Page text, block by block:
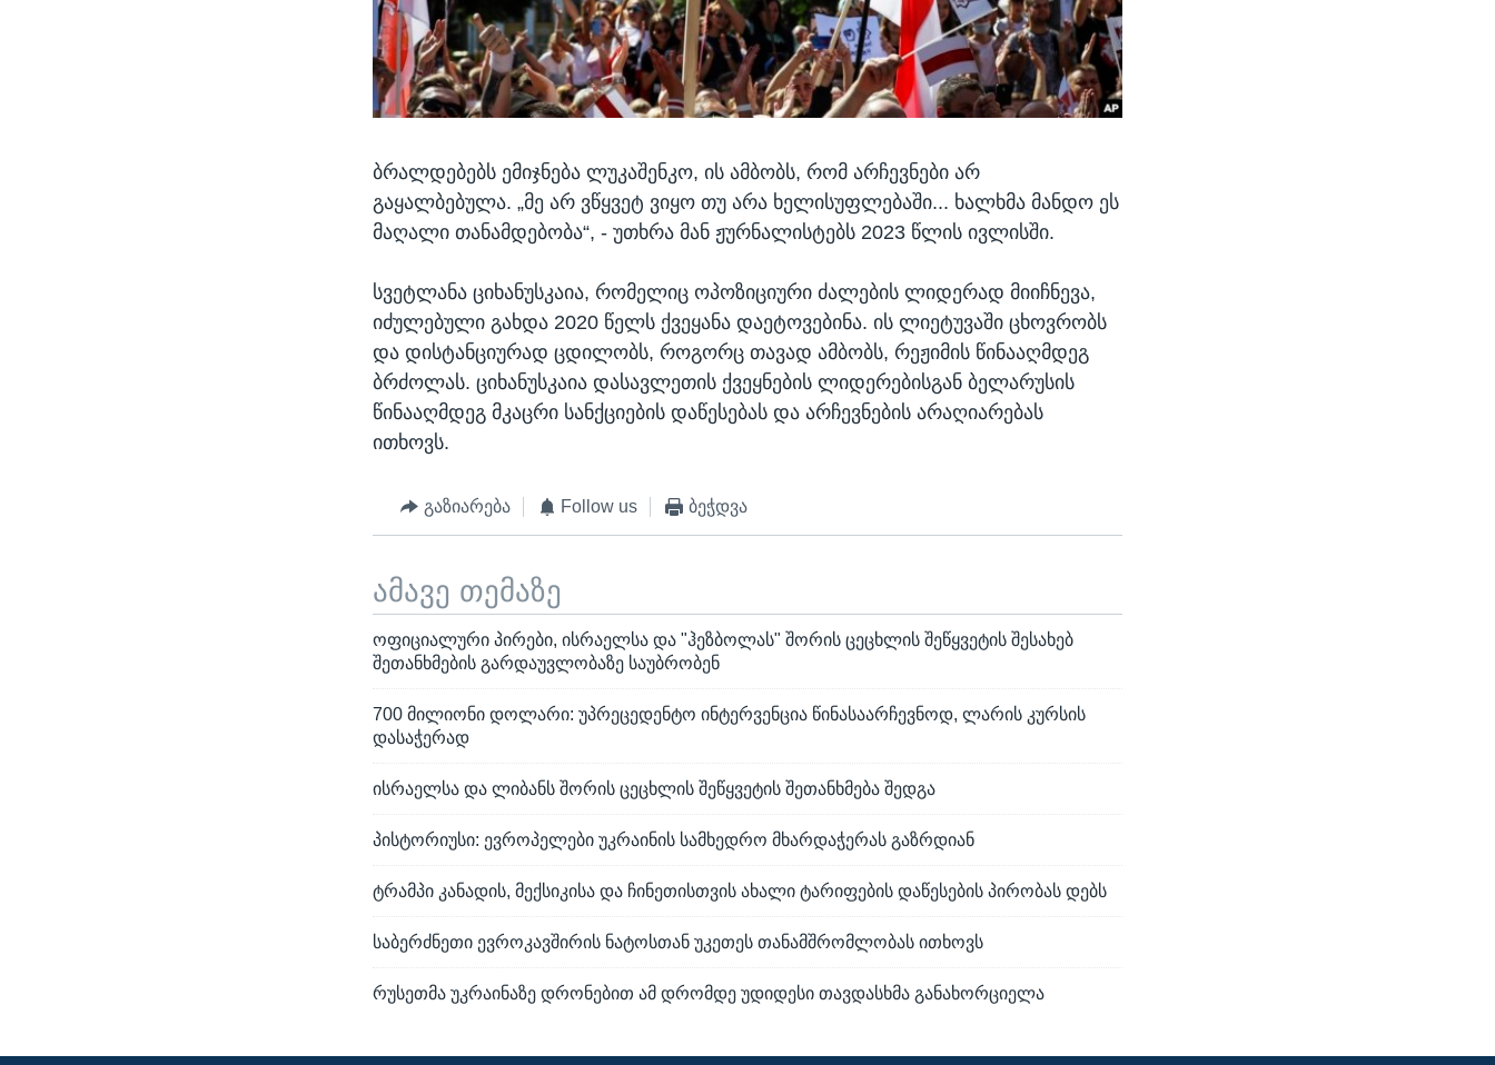
ბრალდებებს ემიჯნება ლუკაშენკო, ის ამბობს, რომ არჩევნები არ
გაყალბებულა. „მე არ ვწყვეტ ვიყო თუ არა ხელისუფლებაში... ხალხმა მანდო ეს
მაღალი თანამდებობა“, - უთხრა მან ჟურნალისტებს 2023 წლის ივლისში.
სვეტლანა ციხანუსკაია, რომელიც ოპოზიციური ძალების ლიდერად მიიჩნევა,
იძულებული გახდა 2020 წელს ქვეყანა დაეტოვებინა. ის ლიეტუვაში ცხოვრობს
და დისტანციურად ცდილობს, როგორც თავად ამბობს, რეჟიმის წინააღმდეგ
ბრძოლას. ციხანუსკაია დასავლეთის ქვეყნების ლიდერებისგან ბელარუსის
წინააღმდეგ მკაცრი სანქციების დაწესებას და არჩევნების არაღიარებას
ითხოვს.
გაზიარება Follow us ბეჭდვა
ამავე თემაზე
ოფიციალური პირები, ისრაელსა და "ჰეზბოლას" შორის ცეცხლის შეწყვეტის შესახებ
შეთანხმების გარდაუვლობაზე საუბრობენ
700 მილიონი დოლარი: უპრეცედენტო ინტერვენცია წინასაარჩევნოდ, ლარის კურსის
დასაჭერად
ისრაელსა და ლიბანს შორის ცეცხლის შეწყვეტის შეთანხმება შედგა
პისტორიუსი: ევროპელები უკრაინის სამხედრო მხარდაჭერას გაზრდიან
ტრამპი კანადის, მექსიკისა და ჩინეთისთვის ახალი ტარიფების დაწესების პირობას დებს
საბერძნეთი ევროკავშირის ნატოსთან უკეთეს თანამშრომლობას ითხოვს
რუსეთმა უკრაინაზე დრონებით ამ დრომდე უდიდესი თავდასხმა განახორციელა